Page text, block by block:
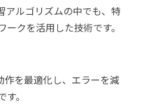
アルゴリズムの中でも、特
クを活用した技術です。
作を最適化し、エラーを減
。